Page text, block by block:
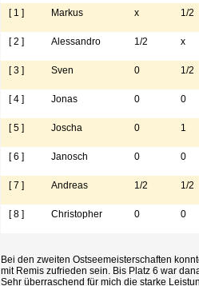
[ 1 ] Markus x 1/2
[ 2 ] Alessandro 1/2 x
[ 3 ] Sven 0 1/2
[ 4 ] Jonas 0 0
[ 5 ] Joscha 0 1
[ 6 ] Janosch 0 0
[ 7 ] Andreas 1/2 1/2
[ 8 ] Christopher 0 0
Bei den zweiten Ostseemeisterschaften
mit Remis zufrieden sein. Bis Platz 6 war
Sehr überraschend für mich die starke